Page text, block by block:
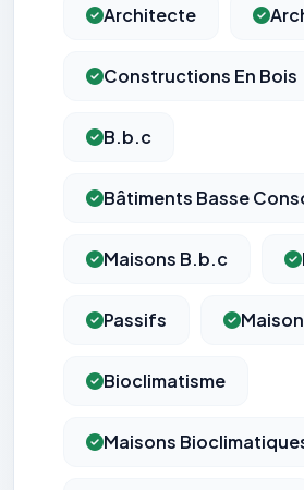
Architecte
Constructions En Bois
B.b.c
Bâtiments Basse
Maisons B.b.c
Passifs
Bioclimatisme
Maisons